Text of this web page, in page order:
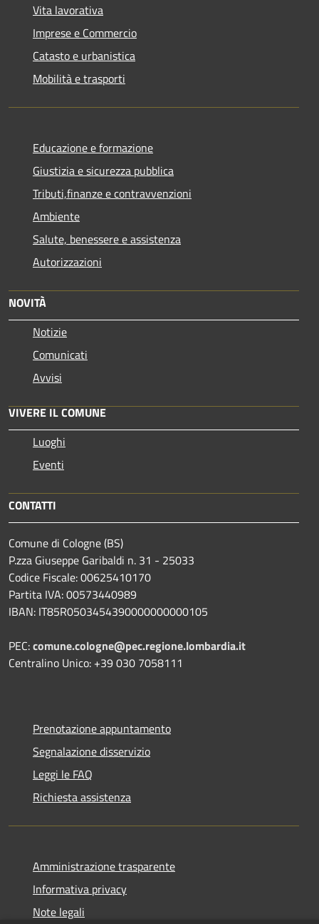
Vita lavorativa
Imprese e Commercio
Catasto e urbanistica
Mobilità e trasporti
Educazione e formazione
Giustizia e sicurezza pubblica
Tributi,finanze e contravvenzioni
Ambiente
Salute, benessere e assistenza
Autorizzazioni
NOVITÀ
Notizie
Comunicati
Avvisi
VIVERE IL COMUNE
Luoghi
Eventi
CONTATTI
Comune di Cologne (BS)
P.zza Giuseppe Garibaldi n. 31 - 25033
Codice Fiscale: 00625410170
Partita IVA: 00573440989
IBAN: IT85R0503454390000000000105
PEC:comune.cologne@pec.regione.lombardia.it
Centralino Unico: +39 030 7058111
Prenotazione appuntamento
Segnalazione disservizio
Leggi le FAQ
Richiesta assistenza
Amministrazione trasparente
Informativa privacy
Note legali